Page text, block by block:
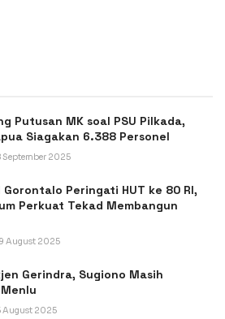
Putusan MK soal PSU Pilkada,
Siagakan 6.388 Personel
September 2025
Gorontalo Peringati HUT ke 80 RI,
Perkuat Tekad Membangun
August 2025
Gerindra, Sugiono Masih
August 2025